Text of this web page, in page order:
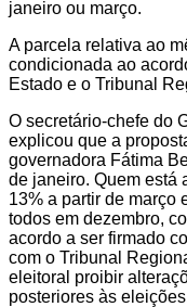
janeiro ou março.
A parcela relativa ao
condicionada ao
Estado e o Tribunal
O secretário-chefe do
explicou que a
governadora Fátima
de janeiro. Quem está
13% a partir de março
todos em dezembro,
acordo a ser firmado
com o Tribunal
eleitoral proibir
posteriores às